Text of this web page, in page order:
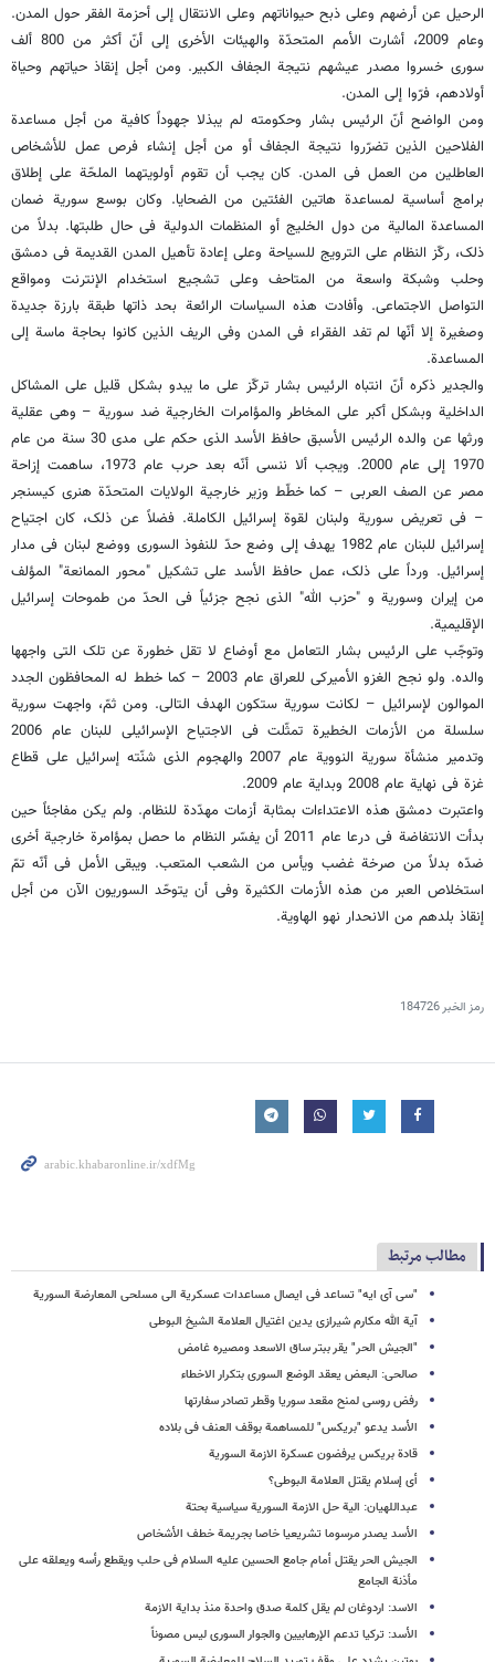
الرحیل عن أرضهم وعلى ذبح حیواناتهم وعلى الانتقال إلى أحزمة الفقر حول المدن.
وعام 2009، أشارت الأمم المتحدّة والهیئات الأخرى إلى أنّ أکثر من 800 ألف
سوری خسروا مصدر عیشهم نتیجة الجفاف الکبیر. ومن أجل إنقاذ حیاتهم وحیاة
أولادهم، فرّوا إلى المدن.
ومن الواضح أنّ الرئیس بشار وحکومته لم یبذلا جهوداً کافیة من أجل مساعدة
الفلاحین الذین تضرّروا نتیجة الجفاف أو من أجل إنشاء فرص عمل للأشخاص
العاطلین من العمل فی المدن. کان یجب أن تقوم أولویتهما الملحّة على إطلاق
برامج أساسیة لمساعدة هاتین الفئتین من الضحایا. وکان بوسع سوریة ضمان
المساعدة المالیة من دول الخلیج أو المنظمات الدولیة فی حال طلبتها. بدلاً من
ذلک، رکّز النظام على الترویج للسیاحة وعلى إعادة تأهیل المدن القدیمة فی دمشق
وحلب وشبکة واسعة من المتاحف وعلى تشجیع استخدام الإنترنت ومواقع
التواصل الاجتماعی. وأفادت هذه السیاسات الرائعة بحد ذاتها طبقة بارزة جدیدة
وصغیرة إلا أنّها لم تفد الفقراء فی المدن وفی الریف الذین کانوا بحاجة ماسة إلى
المساعدة.
والجدیر ذکره أنّ انتباه الرئیس بشار ترکّز على ما یبدو بشکل قلیل على المشاکل
الداخلیة وبشکل أکبر على المخاطر والمؤامرات الخارجیة ضد سوریة – وهی عقلیة
ورثها عن والده الرئیس الأسبق حافظ الأسد الذی حکم على مدى 30 سنة من عام
1970 إلى عام 2000. ویجب ألا ننسى أنّه بعد حرب عام 1973، ساهمت إزاحة
مصر عن الصف العربی – کما خطّط وزیر خارجیة الولایات المتحدّة هنری کیسنجر
– فی تعریض سوریة ولبنان لقوة إسرائیل الکاملة. فضلاً عن ذلک، کان اجتیاح
إسرائیل للبنان عام 1982 یهدف إلى وضع حدّ للنفوذ السوری ووضع لبنان فی مدار
إسرائیل. ورداً على ذلک، عمل حافظ الأسد على تشکیل "محور الممانعة" المؤلف
من إیران وسوریة و "حزب الله" الذی نجح جزئیاً فی الحدّ من طموحات إسرائیل
الإقلیمیة.
وتوجّب على الرئیس بشار التعامل مع أوضاع لا تقل خطورة عن تلک التی واجهها
والده. ولو نجح الغزو الأمیرکی للعراق عام 2003 – کما خطط له المحافظون الجدد
الموالون لإسرائیل – لکانت سوریة ستکون الهدف التالی. ومن ثمّ، واجهت سوریة
سلسلة من الأزمات الخطیرة تمثّلت فی الاجتیاح الإسرائیلی للبنان عام 2006
وتدمیر منشأة سوریة النوویة عام 2007 والهجوم الذی شنّته إسرائیل على قطاع
غزة فی نهایة عام 2008 وبدایة عام 2009.
واعتبرت دمشق هذه الاعتداءات بمثابة أزمات مهدّدة للنظام. ولم یکن مفاجئاً حین
بدأت الانتفاضة فی درعا عام 2011 أن یفسّر النظام ما حصل بمؤامرة خارجیة أخرى
ضدّه بدلاً من صرخة غضب ویأس من الشعب المتعب. ویبقى الأمل فی أنّه تمّ
استخلاص العبر من هذه الأزمات الکثیرة وفی أن یتوحّد السوریون الآن من أجل
إنقاذ بلدهم من الانحدار نهو الهاویة.
رمز الخبر184726
مطالب مرتبط
"سی آی ایه" تساعد فی ایصال مساعدات عسکریة الى مسلحی المعارضة السوریة
آیة الله مکارم شیرازی یدین اغتیال العلامة الشیخ البوطی
"الجیش الحر" یقر ببتر ساق الاسعد ومصیره غامض
صالحی: البعض یعقد الوضع السوری بتکرار الاخطاء
رفض روسی لمنح مقعد سوریا وقطر تصادر سفارتها
الأسد یدعو "بریکس" للمساهمة بوقف العنف فی بلاده
قادة بریکس یرفضون عسکرة الازمة السوریة
أی إسلام یقتل العلامة البوطی؟
عبداللهیان: الیة حل الازمة السوریة سیاسیة بحتة
الأسد یصدر مرسوما تشریعیا خاصا بجریمة خطف الأشخاص
الجیش الحر یقتل أمام جامع الحسین علیه السلام فی حلب ویقطع رأسه ویعلقه على
مأذنة الجامع
الاسد: اردوغان لم یقل کلمة صدق واحدة منذ بدایة الازمة
الأسد: ترکیا تدعم الإرهابیین والجوار السوری لیس مصوناً